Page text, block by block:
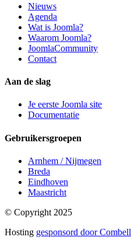
Nieuws
Agenda
Wat is Joomla?
Waarom Joomla?
JoomlaCommunity
Contact
Aan de slag
Je eerste Joomla site
Documentatie
Gebruikersgroepen
Arnhem / Nijmegen
Breda
Eindhoven
Maastricht
© Copyright 2025
Hosting gesponsord door Combell